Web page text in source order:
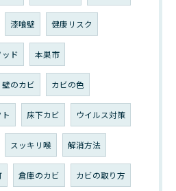
漆喰壁 健康リスク
ド 本巣市
壁のカビ カビの色
床下カビ ウイルス対策
スッキリ喉 解消方法
倉庫のカビ カビの取り方